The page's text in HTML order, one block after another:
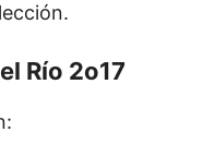
Río 2o17